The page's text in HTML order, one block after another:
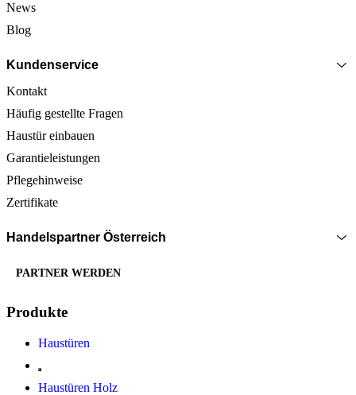
News
Blog
Kundenservice
Kontakt
Häufig gestellte Fragen
Haustür einbauen
Garantieleistungen
Pflegehinweise
Zertifikate
Handelspartner Österreich
PARTNER WERDEN
Produkte
Haustüren
Haustüren Holz